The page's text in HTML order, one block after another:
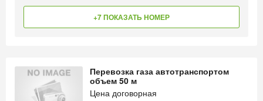
+7 ПОКАЗАТЬ НОМЕР
Перевозка газа автотранспортом
объем 50 м
Цена договорная